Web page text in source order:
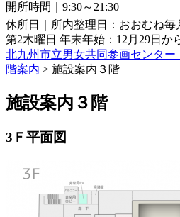
開所時間｜9:30～21:30
休所日｜所内整理日：おおむね
第2木曜日 年末年始：12月29日か
北九州市立男女共同参画センター
階案内 > 施設案内３階
施設案内３階
3Ｆ平面図